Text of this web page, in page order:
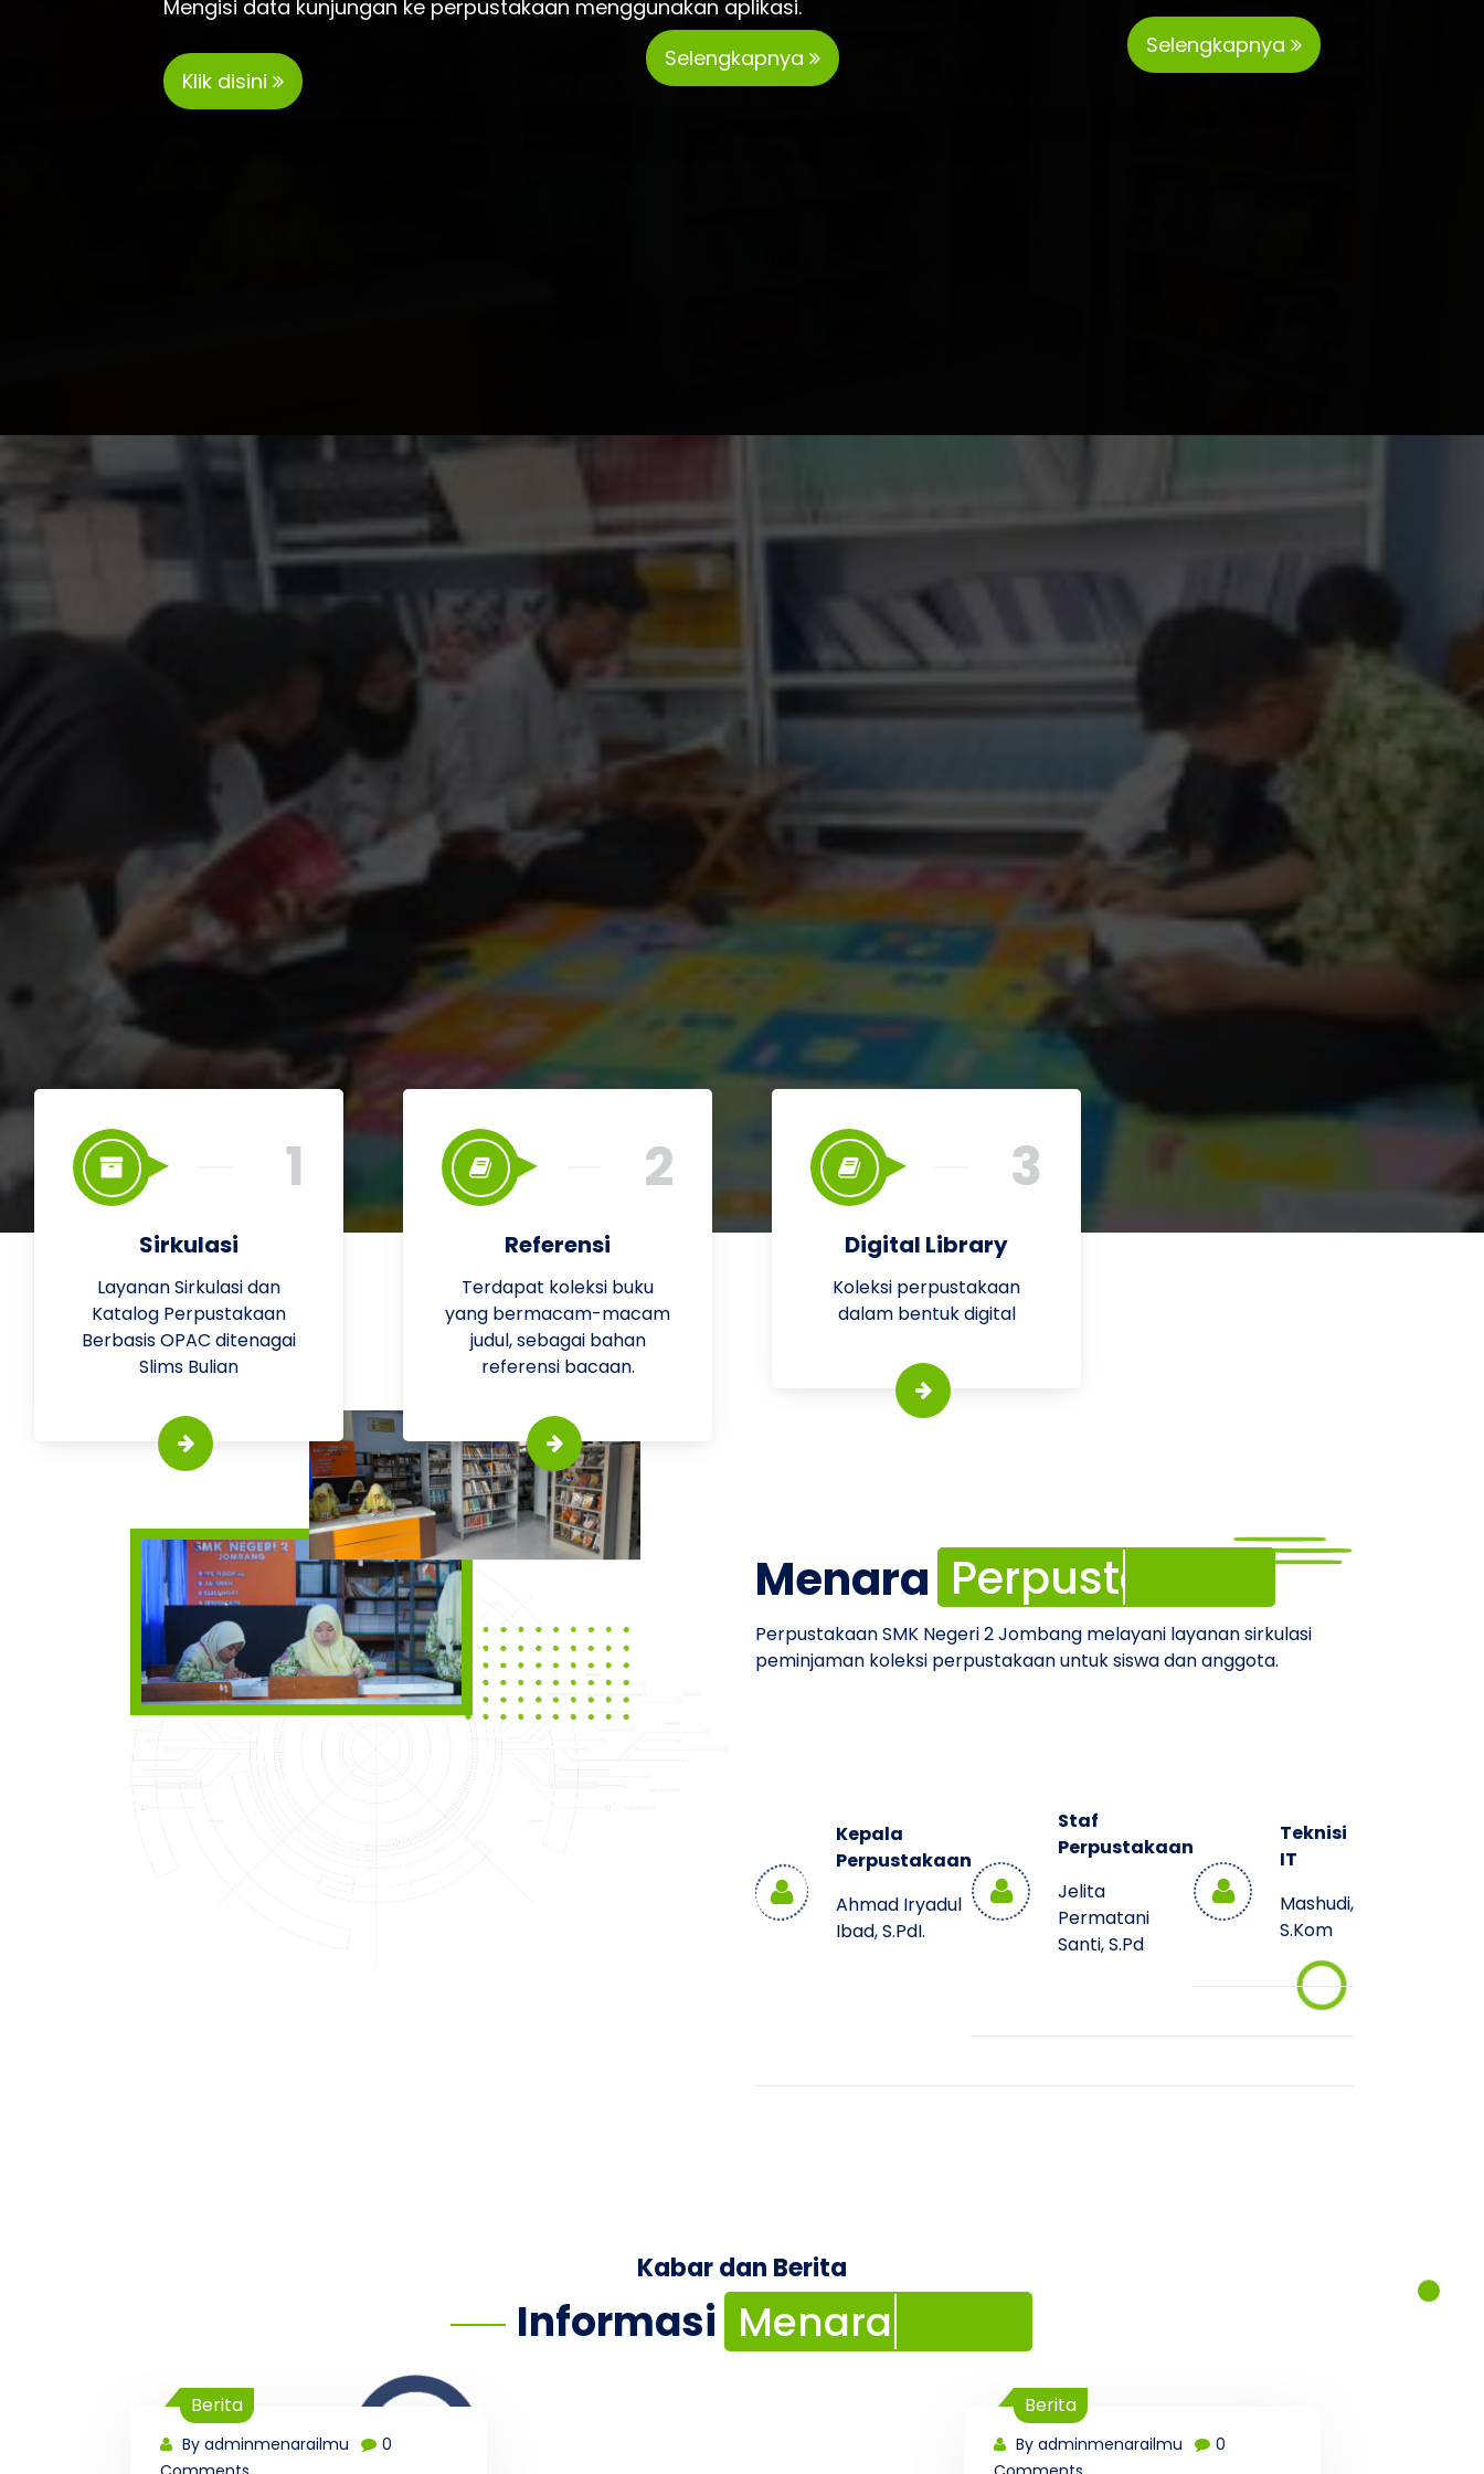
Mengisi data kunjungan ke perpustakaan menggunakan aplikasi.
Klik disini
Selengkapnya Selengkapnya
1
Sirkulasi
Layanan Sirkulasi dan
Katalog Perpustakaan
Berbasis OPAC ditenagai
Slims Bulian
2
Referensi
Terdapat koleksi buku
yang bermacam-macam
judul, sebagai bahan
referensi bacaan.
3
Digital Library
Koleksi perpustakaan
dalam bentuk digital
Menara Ilmu
Perpustakaan
Perpustakaan SMK Negeri 2 Jombang melayani layanan sirkulasi
peminjaman koleksi perpustakaan untuk siswa dan anggota.
Kepala
Perpustakaan
Ahmad Iryadul
Ibad, S.PdI.
Staf
Perpustakaan
Jelita
Permatani
Santi, S.Pd
Teknisi
IT
Mashudi,
S.Kom
Kabar dan Berita
Informasi Perpustakaan
Berita
By adminmenarailmu
0
Berita
By adminmenarailmu
0